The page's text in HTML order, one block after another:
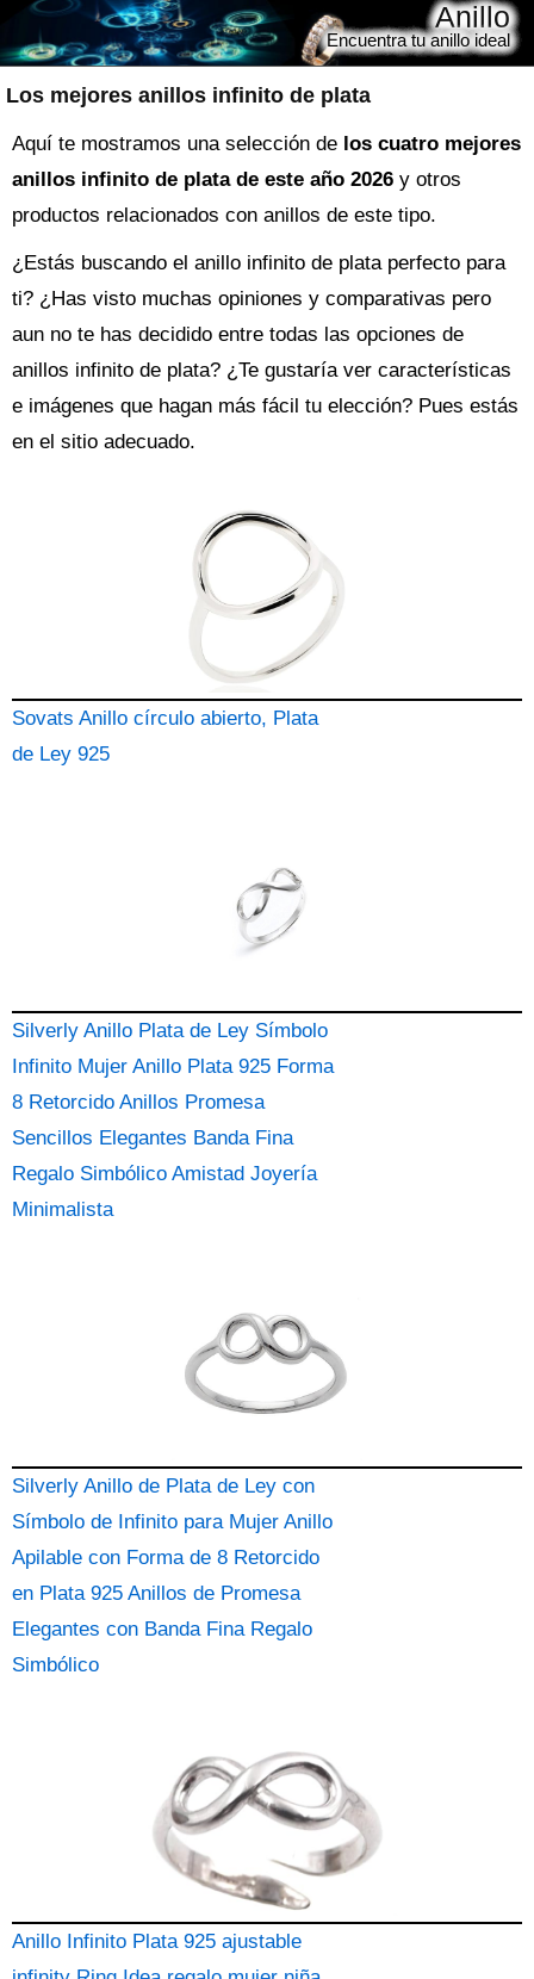
Los mejores anillos infinito de plata
Anillo
Encuentra tu anillo ideal
Aquí te mostramos una selección de los cuatro mejores
anillos infinito de plata de este año 2026 y otros
productos relacionados con anillos de este tipo.
¿Estás buscando el anillo infinito de plata perfecto para
ti? ¿Has visto muchas opiniones y comparativas pero
aun no te has decidido entre todas las opciones de
anillos infinito de plata? ¿Te gustaría ver características
e imágenes que hagan más fácil tu elección? Pues estás
en el sitio adecuado.
Sovats Anillo círculo abierto, Plata
de Ley 925
Silverly Anillo Plata de Ley Símbolo
Infinito Mujer Anillo Plata 925 Forma
8 Retorcido Anillos Promesa
Sencillos Elegantes Banda Fina
Regalo Simbólico Amistad Joyería
Minimalista
Silverly Anillo de Plata de Ley con
Símbolo de Infinito para Mujer Anillo
Apilable con Forma de 8 Retorcido
en Plata 925 Anillos de Promesa
Elegantes con Banda Fina Regalo
Simbólico
Anillo Infinito Plata 925 ajustable